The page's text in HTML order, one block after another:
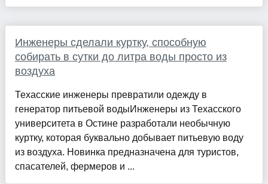
Инженеры сделали куртку, способную
собирать в сутки до литра воды просто из
воздуха
Техасские инженеры превратили одежду в
генератор питьевой водыИнженеры из Техасского
университета в Остине разработали необычную
куртку, которая буквально добывает питьевую воду
из воздуха. Новинка предназначена для туристов,
спасателей, фермеров и ...